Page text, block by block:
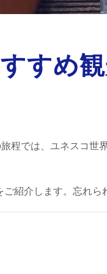
すめ
程では、ユネスコ世
紹介します。忘れら